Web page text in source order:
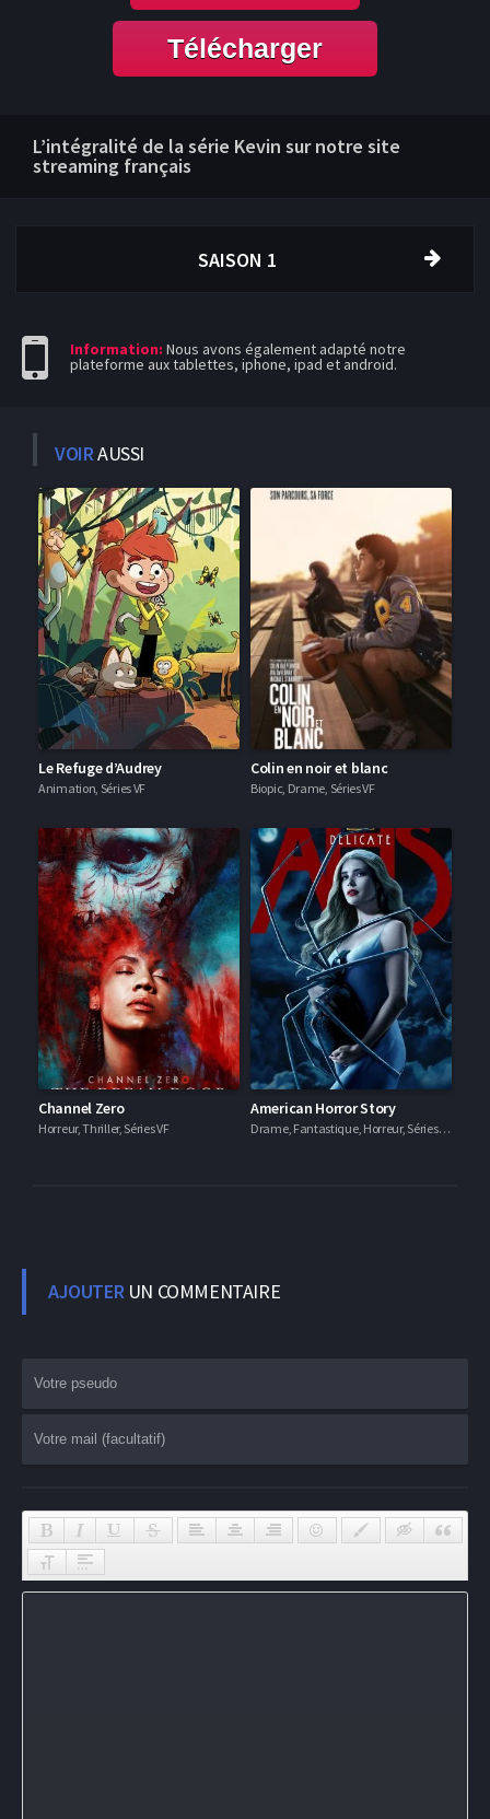
Télécharger
L’intégralité de la série Kevin sur notre site
streaming français
SAISON 1
Information: Nous avons également adapté notre
plateforme aux tablettes, iphone, ipad et android.
VOIRAUSSI
Le Refuge d’Audrey
Animation, Séries VF
Colin en noir et blanc
Biopic, Drame, Séries VF
Channel Zero
Horreur, Thriller, Séries VF
American Horror Story
Drame, Fantastique, Horreur, Séries VF
AJOUTERUN COMMENTAIRE